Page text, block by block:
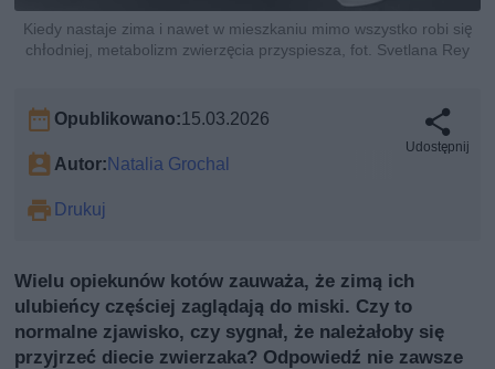
Kiedy nastaje zima i nawet w mieszkaniu mimo wszystko robi się
chłodniej, metabolizm zwierzęcia przyspiesza, fot. Svetlana Rey
Opublikowano:15.03.2026
Autor:Natalia Grochal
Drukuj
Udostępnij
Wielu opiekunów kotów zauważa, że zimą ich
ulubieńcy częściej zaglądają do miski. Czy to
normalne zjawisko, czy sygnał, że należałoby się
przyjrzeć diecie zwierzaka? Odpowiedź nie zawsze